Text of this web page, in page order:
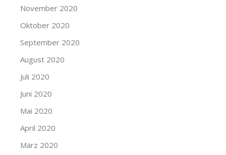
November 2020
Oktober 2020
September 2020
August 2020
Juli 2020
Juni 2020
Mai 2020
April 2020
März 2020